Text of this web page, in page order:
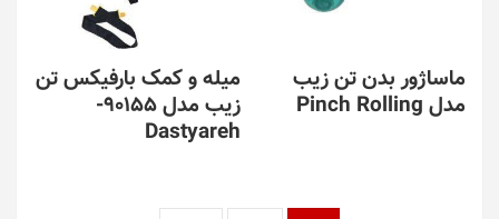
ماساژور بدن تن زیب
مدل Pinch Rolling
میله و کمک بارفیکس تن
زیب مدل 90155-
Dastyareh